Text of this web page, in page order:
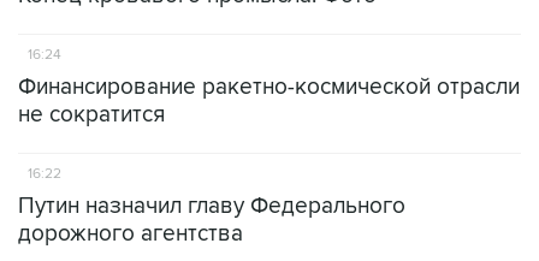
16:24
Финансирование ракетно-космической отрасли
не сократится
16:22
Путин назначил главу Федерального
дорожного агентства